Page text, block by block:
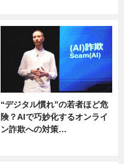
“デジタル慣れ”の若者ほど危
険？AIで巧妙化するオンライ
ン詐欺への対策…